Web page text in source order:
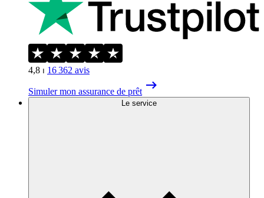
4,8 ⏐ 16 362 avis
Simuler mon assurance de prêt
Le service